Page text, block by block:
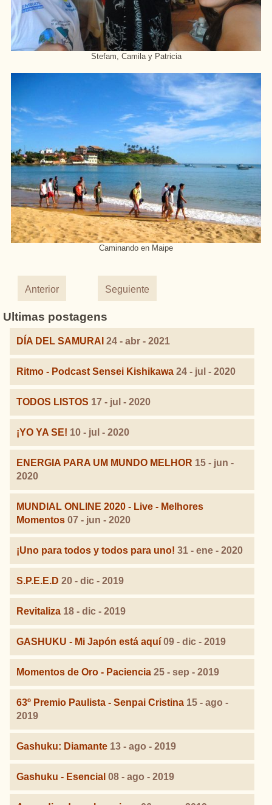
Stefam, Camila y Patricia
Caminando en Maipe
Anterior Seguiente
Ultimas postagens
DÍA DEL SAMURAI 24 - abr - 2021
Ritmo - Podcast Sensei Kishikawa 24 - jul - 2020
TODOS LISTOS 17 - jul - 2020
¡YO YA SE! 10 - jul - 2020
ENERGIA PARA UM MUNDO MELHOR 15 - jun -
2020
MUNDIAL ONLINE 2020 - Live - Melhores
Momentos 07 - jun - 2020
¡Uno para todos y todos para uno! 31 - ene - 2020
S.P.E.E.D 20 - dic - 2019
Revitaliza 18 - dic - 2019
GASHUKU - Mi Japón está aquí 09 - dic - 2019
Momentos de Oro - Paciencia 25 - sep - 2019
63º Premio Paulista - Senpai Cristina 15 - ago -
2019
Gashuku: Diamante 13 - ago - 2019
Gashuku - Esencial 08 - ago - 2019